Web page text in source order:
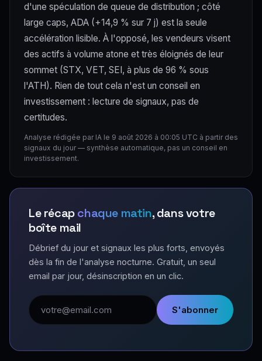
d'une spéculation de queue de distribution ; côté
large caps, ADA (+14,9 % sur 7 j) est la seule
accélération lisible. À l'opposé, les vendeurs visent
des actifs à volume atone et très éloignés de leur
sommet (STX, VET, SEI, à plus de 96 % sous
l'ATH). Rien de tout cela n'est un conseil en
investissement : lecture de signaux, pas de
certitudes.
Analyse rédigée par IA le 9 août 2026 à 00:05 UTC à partir des
signaux du jour — synthèse automatique, pas un conseil en
investissement.
Le récapchaque matin, dans votre
boîte mail
Débrief du jour et signaux les plus forts, envoyés
dès la fin de l'analyse nocturne. Gratuit, un seul
email par jour, désinscription en un clic.
Adresse email
S'abonner